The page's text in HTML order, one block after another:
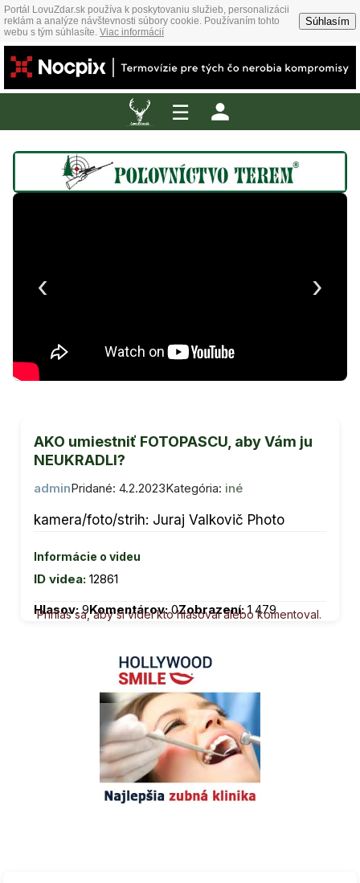
Portál LovuZdar.sk používa k poskytovaniu služieb, personalizácii
reklám a analýze návštevnosti súbory cookie. Používaním tohto
webu s tým súhlasíte. Viac informácií
Súhlasím
☰
‹ ›
AKO umiestniť FOTOPASCU, aby Vám ju
NEUKRADLI?
adminPridané: 4.2.2023Kategória: iné
kamera/foto/strih: Juraj Valkovič Photo
Informácie o videu
ID videa: 12861
Hlasov: 9Komentárov:0Zobrazení:1 479
Prihlás sa, aby si videl kto hlasoval alebo komentoval.